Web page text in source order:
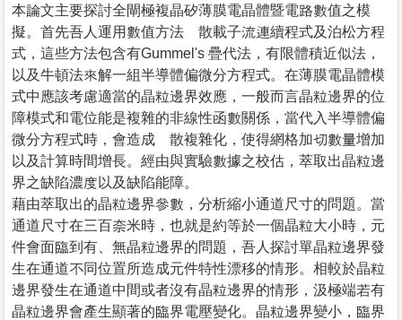
本論文主要探討全閘極複晶矽薄膜電晶體暨電路數值之模
擬。首先吾人運用數值方法離散載子流連續程式及泊松方程
式，這些方法包含有Gummel's 疊代法，有限體積近似法，
以及牛頓法來解一組半導體偏微分方程式。在薄膜電晶體模
式中應該考慮適當的晶粒邊界效應，一般而言晶粒邊界的位
障模式和電位能是複雜的非線性函數關係，當代入半導體偏
微分方程式時，會造成離散複雜化，使得網格加切數量增加
以及計算時間增長。經由與實驗數據之校估，萃取出晶粒邊
界之缺陷濃度以及缺陷能障。
藉由萃取出的晶粒邊界參數，分析縮小通道尺寸的問題。當
通道尺寸在三百奈米時，也就是約等於一個晶粒大小時，元
件會面臨到有、無晶粒邊界的問題，吾人探討單晶粒邊界發
生在通道不同位置所造成元件特性漂移的情形。相較於晶粒
邊界發生在通道中間或者沒有晶粒邊界的情形，汲極端若有
晶粒邊界會產生顯著的臨界電壓變化。晶粒邊界變小，臨界